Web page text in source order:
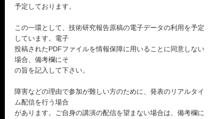
予定しております。
この一環として、技術研究報告原稿の電子データの利用を予定
しています。電子
投稿されたPDFファイルを情報保障に用いることに同意しない
場合、備考欄にそ
の旨を記入して下さい。
障害などの理由で参加が難しい方のために、発表のリアルタイ
ム配信を行う場合
があります。ご自身の講演の配信を望まない場合は、備考欄に